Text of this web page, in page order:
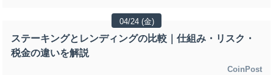
04/24 (金)
ステーキングとレンディングの比較｜仕組み・リスク・
税金の違いを解説
CoinPost